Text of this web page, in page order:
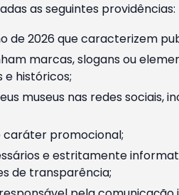
as seguintes providências:
2026 que caracterizem
marcas, slogans ou
históricos;
museus nas redes sociais,
caráter promocional;
e estritamente
de transparência;